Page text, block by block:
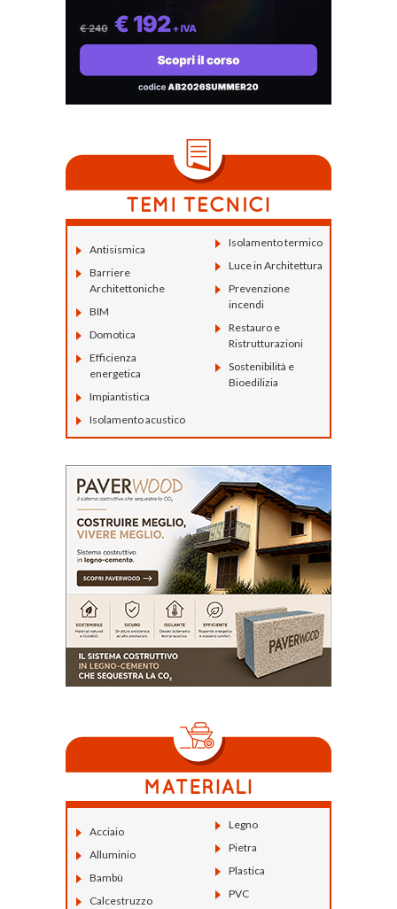
Antisismica
Barriere
Architettoniche
BIM
Domotica
Efficienza
energetica
Impiantistica
Isolamento acustico
Isolamento termico
Luce in Architettura
Prevenzione
incendi
Restauro e
Ristrutturazioni
Sostenibilità e
Bioedilizia
Acciaio
Alluminio
Bambù
Calcestruzzo
Legno
Pietra
Plastica
PVC